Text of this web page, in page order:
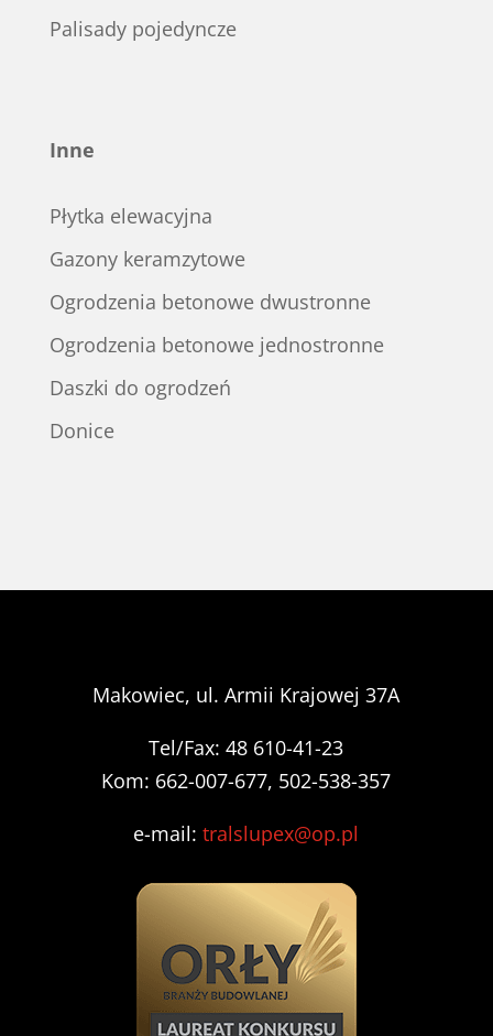
Palisady pojedyncze
Inne
Płytka elewacyjna
Gazony keramzytowe
Ogrodzenia betonowe dwustronne
Ogrodzenia betonowe jednostronne
Daszki do ogrodzeń
Donice
Makowiec, ul. Armii Krajowej 37A
Tel/Fax: 48 610-41-23
Kom: 662-007-677, 502-538-357
e-mail:tralslupex@op.pl